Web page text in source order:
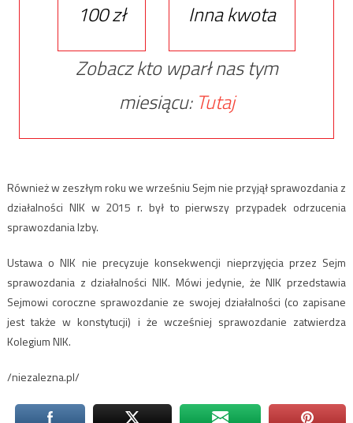
100 zł
Inna kwota
Zobacz kto wparł nas tym
miesiącu: Tutaj
Również w zeszłym roku we wrześniu Sejm nie przyjął sprawozdania z
działalności NIK w 2015 r. był to pierwszy przypadek odrzucenia
sprawozdania Izby.
Ustawa o NIK nie precyzuje konsekwencji nieprzyjęcia przez Sejm
sprawozdania z działalności NIK. Mówi jedynie, że NIK przedstawia
Sejmowi coroczne sprawozdanie ze swojej działalności (co zapisane
jest także w konstytucji) i że wcześniej sprawozdanie zatwierdza
Kolegium NIK.
/niezalezna.pl/